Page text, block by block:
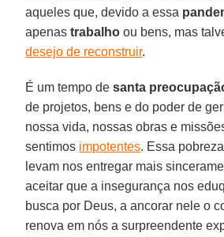
aqueles que, devido a essa
apenastrabalho ou bens, mas
desejo de reconstruir.
É um tempo desanta
de projetos, bens e do poder de
nossa vida, nossas obras e
sentimos impotentes. Essa
levam nos entregar mais
aceitar que a insegurança nos
busca por Deus, a ancorar nele o
renova em nós a surpreendente